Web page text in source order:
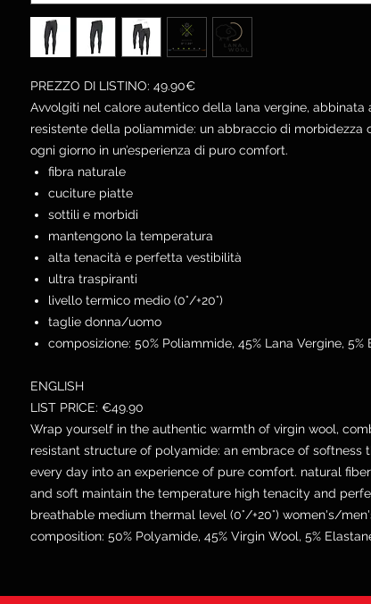
PREZZO DI LISTINO: 49.90€
Avvolgiti nel calore autentico della lana vergine, abbinata
resistente della poliammide: un abbraccio di morbidezza
ogni giorno in un’esperienza di puro comfort.
fibra naturale
cuciture piatte
sottili e morbidi
mantengono la temperatura
alta tenacità e perfetta vestibilità
ultra traspiranti
livello termico medio (0°/+20°)
taglie donna/uomo
composizione: 50% Poliammide, 45% Lana Vergine, 5%
ENGLISH
LIST PRICE: €49.90
Wrap yourself in the authentic warmth of virgin wool,
resistant structure of polyamide: an embrace of softness
every day into an experience of pure comfort. natural
and soft maintain the temperature high tenacity and
breathable medium thermal level (0°/+20°) women's/
composition: 50% Polyamide, 45% Virgin Wool, 5%